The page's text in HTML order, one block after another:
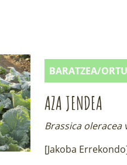
BARATZEA/
AZA JENDEA
Brassica oleracea
[Jakoba